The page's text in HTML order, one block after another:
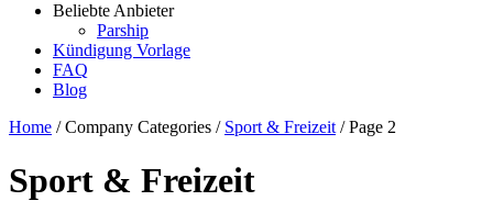
Beliebte Anbieter
Parship
Kündigung Vorlage
FAQ
Blog
Home / Company Categories / Sport & Freizeit / Page 2
Sport & Freizeit